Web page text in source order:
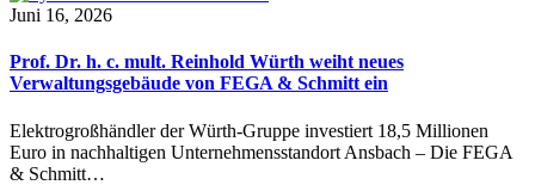
Juni 16, 2026
Prof. Dr. h. c. mult. Reinhold Würth weiht neues
Verwaltungsgebäude von FEGA & Schmitt ein
Elektrogroßhändler der Würth-Gruppe investiert 18,5 Millionen
Euro in nachhaltigen Unternehmensstandort Ansbach – Die FEGA
& Schmitt…